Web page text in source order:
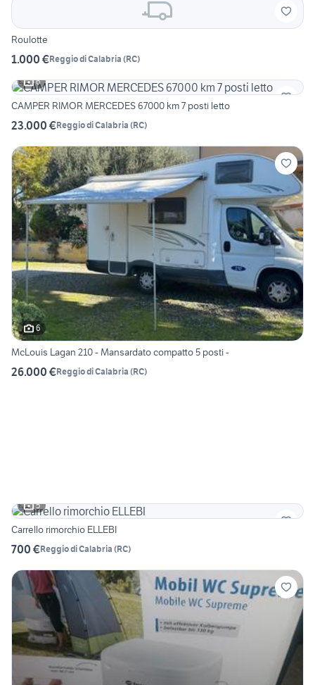
Roulotte
1.000 €Reggio di Calabria (RC)
6
CAMPER RIMOR MERCEDES 67000 km 7 posti letto
23.000 €Reggio di Calabria (RC)
6
McLouis Lagan 210 - Mansardato compatto 5 posti -
26.000 €Reggio di Calabria (RC)
5
Carrello rimorchio ELLEBI
700 €Reggio di Calabria (RC)